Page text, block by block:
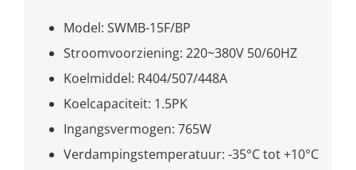
Model: SWMB-15F/BP
Stroomvoorziening: 220~380V 50/60HZ
Koelmiddel: R404/507/448A
Koelcapaciteit: 1.5PK
Ingangsvermogen: 765W
Verdampingstemperatuur: -35°C tot +10°C